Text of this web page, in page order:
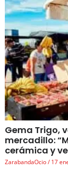
Gema Trigo,
mercadillo:
cerámica y
ZarabandaOcio 17